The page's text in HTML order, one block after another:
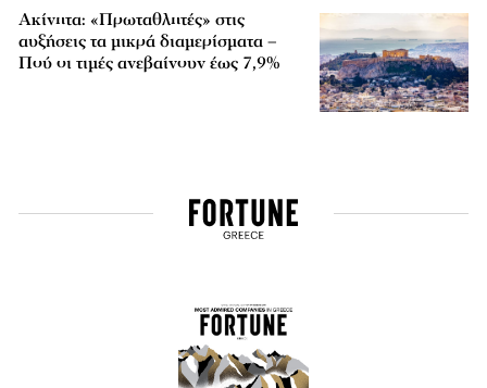
Ακίνητα: «Πρωταθλητές» στις
αυξήσεις τα μικρά διαμερίσματα –
Πού οι τιμές ανεβαίνουν έως 7,9%